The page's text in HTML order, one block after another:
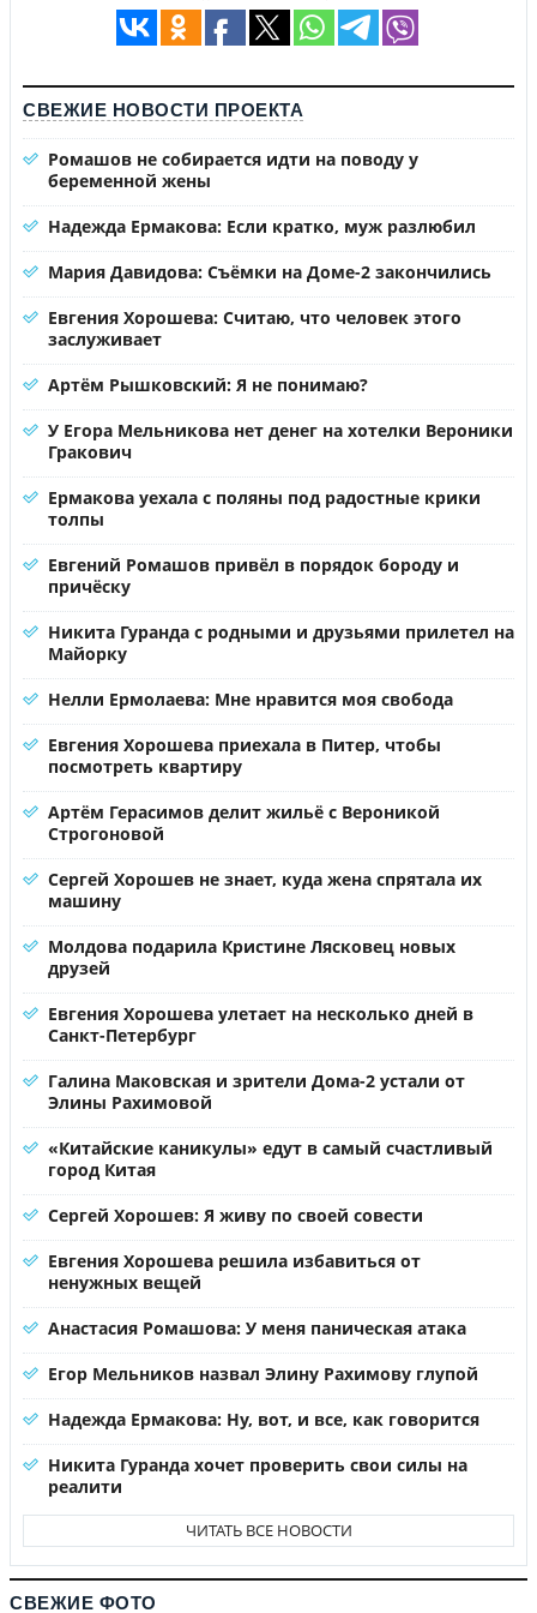
СВЕЖИЕ НОВОСТИ ПРОЕКТА
Ромашов не собирается идти на поводу у
беременной жены
Надежда Ермакова: Если кратко, муж разлюбил
Мария Давидова: Съёмки на Доме-2 закончились
Евгения Хорошева: Считаю, что человек этого
заслуживает
Артём Рышковский: Я не понимаю?
У Егора Мельникова нет денег на хотелки Вероники
Гракович
Ермакова уехала с поляны под радостные крики
толпы
Евгений Ромашов привёл в порядок бороду и
причёску
Никита Гуранда с родными и друзьями прилетел на
Майорку
Нелли Ермолаева: Мне нравится моя свобода
Евгения Хорошева приехала в Питер, чтобы
посмотреть квартиру
Артём Герасимов делит жильё с Вероникой
Строгоновой
Сергей Хорошев не знает, куда жена спрятала их
машину
Молдова подарила Кристине Лясковец новых
друзей
Евгения Хорошева улетает на несколько дней в
Санкт-Петербург
Галина Маковская и зрители Дома-2 устали от
Элины Рахимовой
«Китайские каникулы» едут в самый счастливый
город Китая
Сергей Хорошев: Я живу по своей совести
Евгения Хорошева решила избавиться от
ненужных вещей
Анастасия Ромашова: У меня паническая атака
Егор Мельников назвал Элину Рахимову глупой
Надежда Ермакова: Ну, вот, и все, как говорится
Никита Гуранда хочет проверить свои силы на
реалити
ЧИТАТЬ ВСЕ НОВОСТИ
СВЕЖИЕ ФОТО